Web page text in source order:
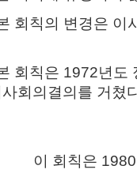
회칙의 변경은 이
회칙은 1972년도
회의결의를 거쳤
이 회칙은